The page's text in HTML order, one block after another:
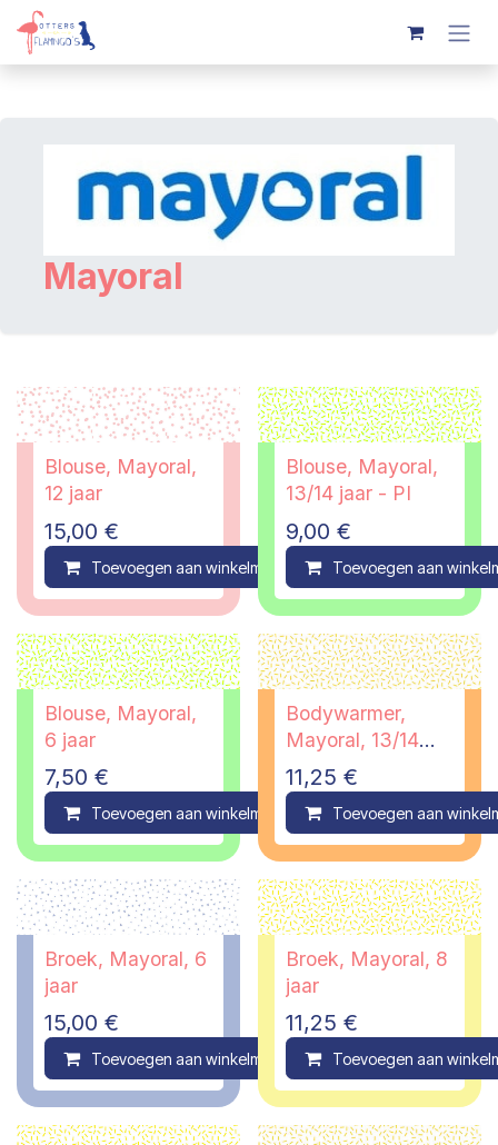
Overslaan naar inhoud
Mayoral
Blouse, Mayoral,
12 jaar
15,00 €
Toevoegen aan winkelmandje Compare
Blouse, Mayoral,
13/14 jaar - PI
9,00 €
Toevoegen aan
Blouse, Mayoral,
6 jaar
7,50 €
Toevoegen aan winkelmandje Compare
Bodywarmer,
Mayoral, 13/14
jaar
11,25 €
Toevoegen aan
Broek, Mayoral, 6
jaar
15,00 €
Toevoegen aan winkelmandje Compare
Broek, Mayoral, 8
jaar
11,25 €
Toevoegen aan